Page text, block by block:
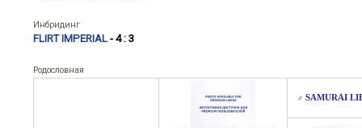
Инбридинг
FLIRT IMPERIAL - 4 : 3
Родословная
♂ SAMURAI